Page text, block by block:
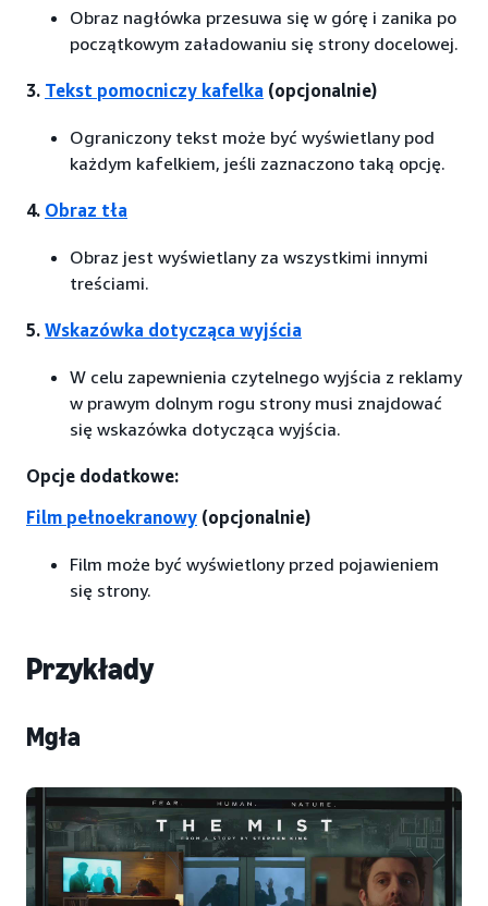
Obraz nagłówka przesuwa się w górę i zanika po
początkowym załadowaniu się strony docelowej.
3. Tekst pomocniczy kafelka (opcjonalnie)
Ograniczony tekst może być wyświetlany pod
każdym kafelkiem, jeśli zaznaczono taką opcję.
4. Obraz tła
Obraz jest wyświetlany za wszystkimi innymi
treściami.
5. Wskazówka dotycząca wyjścia
W celu zapewnienia czytelnego wyjścia z reklamy
w prawym dolnym rogu strony musi znajdować
się wskazówka dotycząca wyjścia.
Opcje dodatkowe:
Film pełnoekranowy (opcjonalnie)
Film może być wyświetlony przed pojawieniem
się strony.
Przykłady
Mgła